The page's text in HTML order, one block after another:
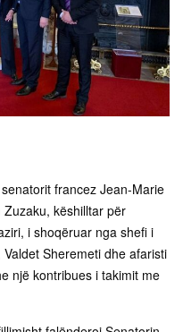
francez Jean-Marie
këshilltar për
i shoqëruar nga shefi i
Sheremeti dhe afaristi
një kontribues i takimit me